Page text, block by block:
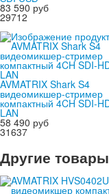
83 590 руб
29712
AVMATRIX Shark S4
видеомикшер-стример
компактный 4CH SDI-
LAN
58 490 руб
31637
Другие товары